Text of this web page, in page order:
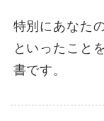
特別にあなた
といったこと
書です。